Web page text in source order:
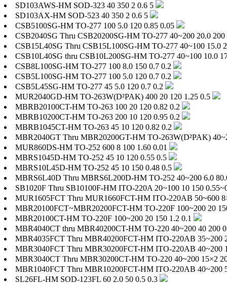
SD103AWS-HM SOD-323 40 350 2 0.6 5
SD103AX-HM SOD-523 40 350 2 0.6 5
CSB5100SG-HM TO-277 100 5.0 120 0.85 0.05
CSB2040SG Thru CSB20200SG-HM TO-277 40~200 20.0 200
CSB15L40SG Thru CSB15L100SG-HM TO-277 40~100 15.0
CSB10L40SG thru CSB10L200SG-HM TO-277 40~100 10.0
CSB8L100SG-HM TO-277 100 8.0 150 0.7 0.2
CSB5L100SG-HM TO-277 100 5.0 120 0.7 0.2
CSB5L45SG-HM TO-277 45 5.0 120 0.7 0.2
MUR2040GD-HM TO-263W(D²PAK) 400 20 120 1.25 0.5
MBRB20100CT-HM TO-263 100 20 120 0.82 0.2
MBRB10200CT-HM TO-263 200 10 120 0.95 0.2
MBRB1045CT-HM TO-263 45 10 120 0.82 0.2
MBR2040GT Thru MBR20200GT-HM TO-263W(D²PAK)
MUR860DS-HM TO-252 600 8 100 1.60 0.01
MBRS1045D-HM TO-252 45 10 120 0.55 0.5
MBRS10L45D-HM TO-252 45 10 150 0.48 0.5
MBRS6L40D Thru MBRS6L200D-HM TO-252 40~200 6.0
SB1020F Thru SB10100F-HM ITO-220A 20~100 10 150
MUR1605FCT Thru MUR1660FCT-HM ITO-220AB 50~600
MBR20100FCT~MBR20200FCT-HM TO-220F 100~200 20
MBR20100CT-HM TO-220F 100~200 20 150 1.2 0.1
MBR4040CT thru MBR40200CT-HM TO-220 40~200 40 200
MBR4035FCT Thru MBR40200FCT-HM ITO-220AB 35~200
MBR3040FCT Thru MBR30200FCT-HM ITO-220AB 40~200
MBR3040CT Thru MBR30200CT-HM TO-220 40~200 15×2
MBR1040FCT Thru MBR10200FCT-HM ITO-220AB 40~200
SL26FL-HM SOD-123FL 60 2.0 50 0.5 0.3